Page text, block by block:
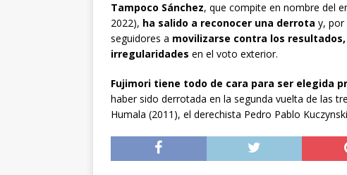
Tampoco Sánchez, que compite en nombre del
2022), ha salido a reconocer una derrota y, por
seguidores a movilizarse contra los
irregularidades en el voto exterior.
Fujimori tiene todo de cara para ser elegida
haber sido derrotada en la segunda vuelta de las
Humala (2011), el derechista Pedro Pablo